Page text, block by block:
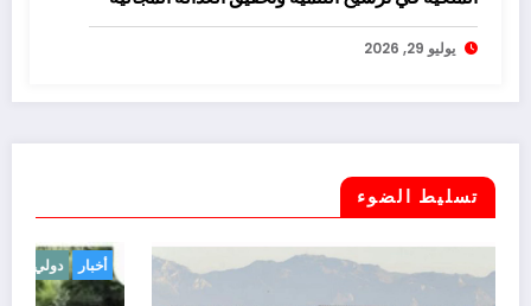
يوليو 29, 2026
تسليط الضوء